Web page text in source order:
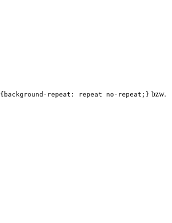
{background-repeat: repeat no-repeat;} bzw.